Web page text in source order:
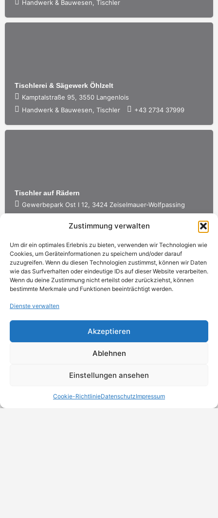
Zustimmung verwalten
Um dir ein optimales Erlebnis zu bieten, verwenden wir Technologien wie
Cookies, um Geräteinformationen zu speichern und/oder darauf
zuzugreifen. Wenn du diesen Technologien zustimmst, können wir Daten
wie das Surfverhalten oder eindeutige IDs auf dieser Website verarbeiten.
Wenn du deine Zustimmung nicht erteilst oder zurückziehst, können
bestimmte Merkmale und Funktionen beeinträchtigt werden.
Dienste verwalten
Akzeptieren
Ablehnen
Einstellungen ansehen
Cookie-RichtlinieDatenschutzImpressum
Handwerk & Bauwesen, Tischler
Tischlerei & Sägewerk Öhlzelt
Kamptalstraße 95, 3550 Langenlois
Handwerk & Bauwesen, Tischler
+43 2734 37999
Tischler auf Rädern
Gewerbepark Ost I 12, 3424 Zeiselmauer-Wolfpassing